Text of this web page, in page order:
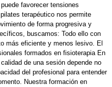
favorecer tensiones
terapéutico nos permite
de forma progresiva y
buscamos: Todo ello con
más eficiente y menos lesivo. El
formados en fisioterapia En
de una sesión depende no
del profesional para entender
Nuestra formación en